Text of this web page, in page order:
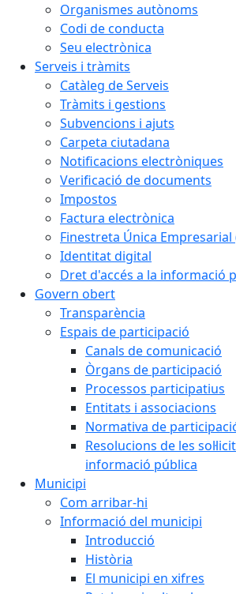
Organismes autònoms
Codi de conducta
Seu electrònica
Serveis i tràmits
Catàleg de Serveis
Tràmits i gestions
Subvencions i ajuts
Carpeta ciutadana
Notificacions electròniques
Verificació de documents
Impostos
Factura electrònica
Finestreta Única Empresarial
Identitat digital
Dret d'accés a la informació
Govern obert
Transparència
Espais de participació
Canals de comunicació
Òrgans de participació
Processos participatius
Entitats i associacions
Normativa de
Resolucions de les
informació pública
Municipi
Com arribar-hi
Informació del municipi
Introducció
Història
El municipi en xifres